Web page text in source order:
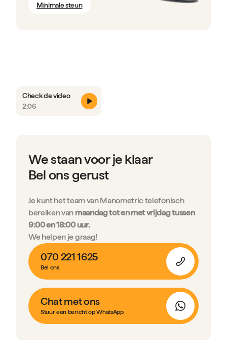
Minimale steun
Check de video
2:06
We staan voor je klaar
Bel ons gerust
Je kunt het team van Manometric telefonisch
bereiken van maandag tot en met vrijdag tussen
9:00 en 18:00 uur.
We helpen je graag!
070 221 1625
Bel ons
Chat met ons
Stuur een bericht op WhatsApp